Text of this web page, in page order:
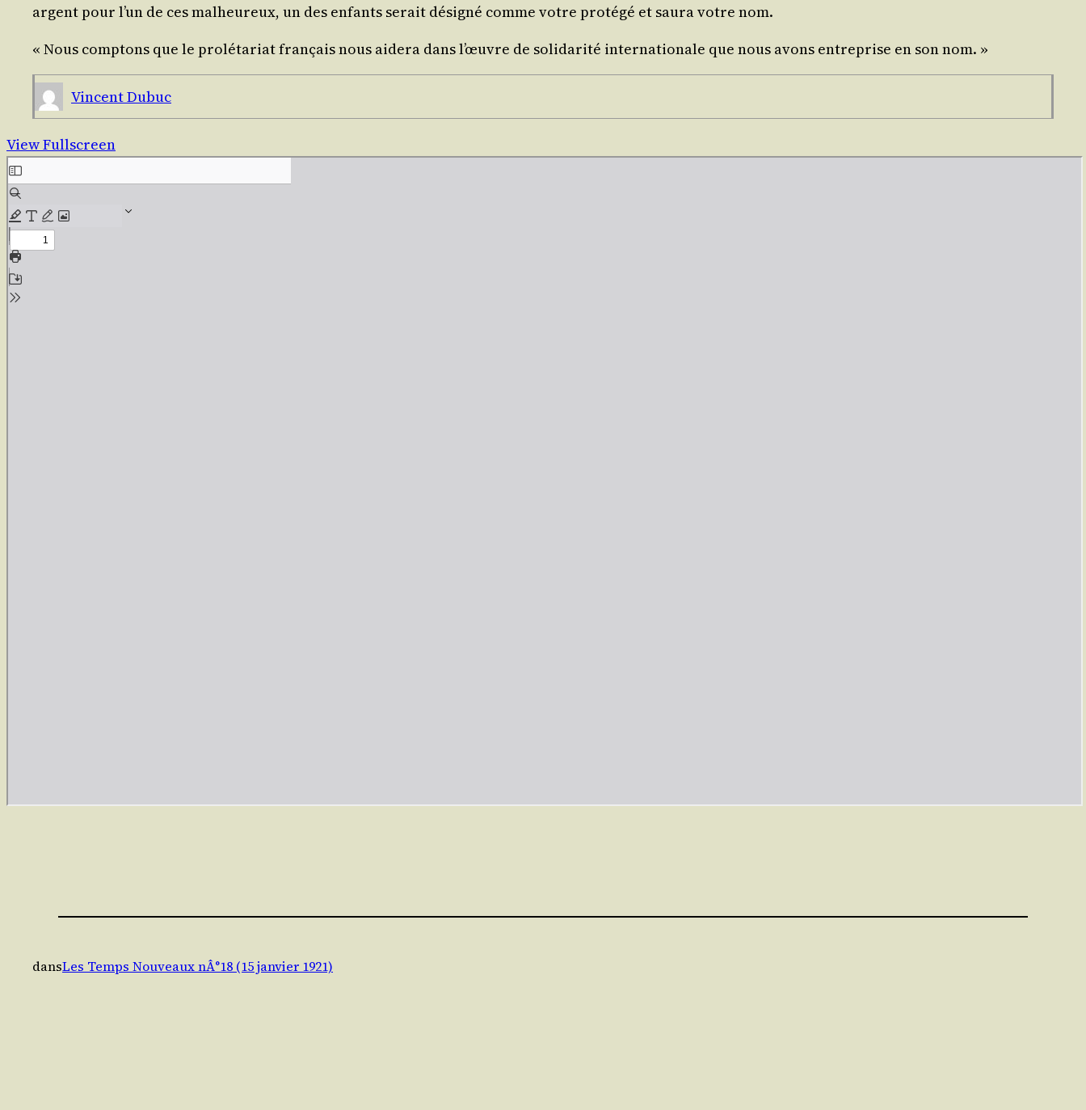
argent pour l’un de ces mal­heu­reux, un des enfants serait dési­gné comme votre pro­té­gé et sau­ra votre nom.
« Nous comp­tons que le pro­lé­ta­riat fran­çais nous aide­ra dans l’œuvre de soli­da­ri­té inter­na­tio­nale que nous avons entre­prise en son nom. »
Vincent Dubuc
View Fullscreen
dansLes Temps Nouveaux nÂ°18 (15 janvier 1921)